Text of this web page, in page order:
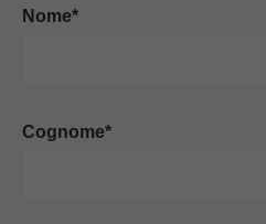
Nome*
Cognome*